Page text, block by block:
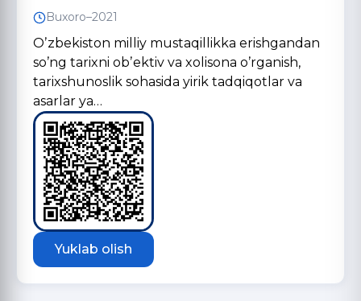
Buxoro–2021
Oʼzbekiston milliy mustaqillikka erishgandan
soʼng tarixni obʼektiv va xolisona oʼrganish,
tarixshunoslik sohasida yirik tadqiqotlar va
asarlar ya…
Yuklab olish